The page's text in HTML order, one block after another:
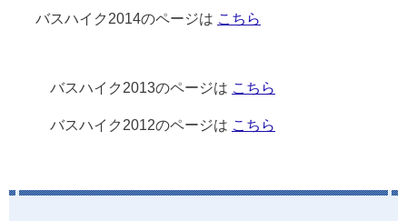
バスハイク2014のページは こちら
バスハイク2013のページは こちら
バスハイク2012のページは こちら